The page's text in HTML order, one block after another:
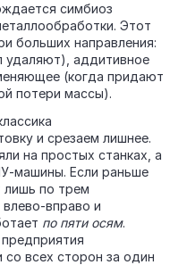
симбиоз
Этот
больших направления:
удаляют), аддитивное
(когда придают
потери массы).
и срезаем лишнее.
на простых станках, а
Если раньше
лишь по трем
и
по пяти осям.
всех сторон за один